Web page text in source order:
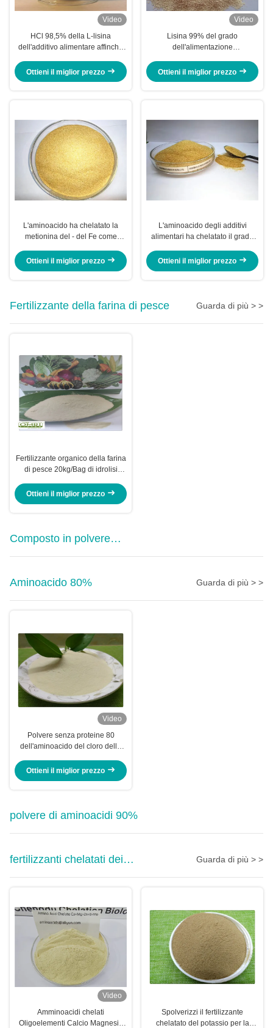
Video
HCl 98,5% della L-lisina
dell'additivo alimentare affinchè
sana
Ottieni il miglior prezzo
Video
Lisina 99% del grado
dell'alimentazione
animale
Ottieni il miglior prezzo
L'aminoacido ha chelatato la
metionina del ‐ del Fe come
per la carne del seno dei polli da
Ottieni il miglior prezzo
L'aminoacido degli additivi
alimentari ha chelatato il grado
Ottieni il miglior prezzo
Fertilizzante della farina di pesce Guarda di più > >
Fertilizzante organico della farina
di pesce 20kg/Bag di idrolisi
Ottieni il miglior prezzo
Composto in polvere
dell'amminoacido
Aminoacido 80%
Guarda di più > >
Video
Polvere senza proteine 80
dell'aminoacido del cloro della
Ottieni il miglior prezzo
polvere di aminoacidi 90%
fertilizzanti chelatati dei
micronutrienti
Guarda di più > >
Video
Amminoacidi chelati
Oligoelementi Calcio Magnesio
Spolverizzi il fertilizzante
chelatato del potassio per la